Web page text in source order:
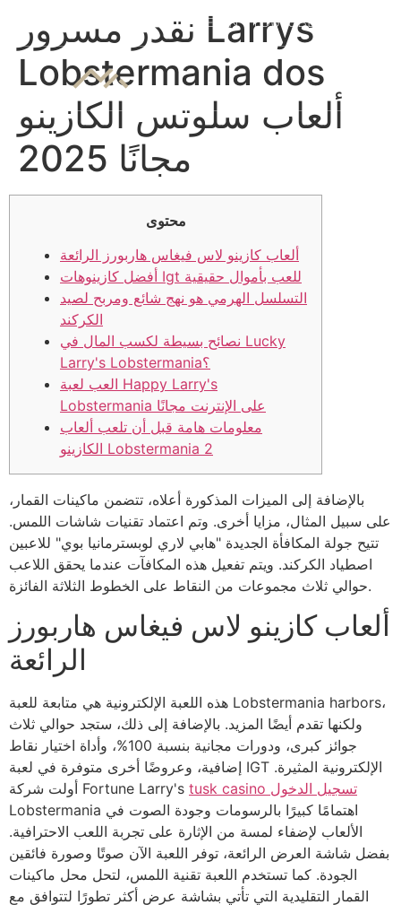
LINKEDIN YOUTUBE
نقدر مسرور Larrys
Lobstermania dos
ألعاب سلوتس الكازينو
مجانًا 2025
محتوى
ألعاب كازينو لاس فيغاس هاربورز الرائعة
أفضل كازينوهات Igt للعب بأموال حقيقية
التسلسل الهرمي هو نهج شائع ومربح لصيد
الكركند
نصائح بسيطة لكسب المال في Lucky
Larry's Lobstermania؟
العب لعبة Happy Larry's
Lobstermania على الإنترنت مجانًا
معلومات هامة قبل أن تلعب ألعاب
الكازينو Lobstermania 2
بالإضافة إلى الميزات المذكورة أعلاه، تتضمن ماكينات القمار،
على سبيل المثال، مزايا أخرى. وتم اعتماد تقنيات شاشات اللمس.
تتيح جولة المكافأة الجديدة "هابي لاري لوبسترمانيا بوي" للاعبين
اصطياد الكركند. ويتم تفعيل هذه المكافآت عندما يحقق اللاعب
حوالي ثلاث مجموعات من النقاط على الخطوط الثلاثة الفائزة.
ألعاب كازينو لاس فيغاس هاربورز
الرائعة
هذه اللعبة الإلكترونية هي متابعة للعبة Lobstermania harbors،
ولكنها تقدم أيضًا المزيد. بالإضافة إلى ذلك، ستجد حوالي ثلاث
جوائز كبرى، ودورات مجانية بنسبة 100%، وأداة اختيار نقاط
إضافية، وعروضًا أخرى متوفرة في لعبة IGT الإلكترونية المثيرة.
أولت شركة Fortune Larry's
tusk casino تسجيل الدخول
Lobstermania اهتمامًا كبيرًا بالرسومات وجودة الصوت في
الألعاب لإضفاء لمسة من الإثارة على تجربة اللعب الاحترافية.
بفضل شاشة العرض الرائعة، توفر اللعبة الآن صوتًا وصورة فائقين
الجودة. كما تستخدم اللعبة تقنية اللمس، لتحل محل ماكينات
القمار التقليدية التي تأتي بشاشة عرض أكثر تطورًا لتتوافق مع